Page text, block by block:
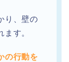
り、壁の
す。
の行動を